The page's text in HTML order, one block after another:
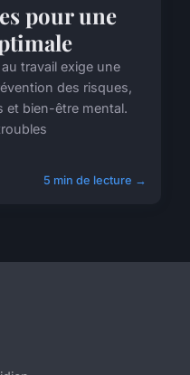
pour une
travail exige une
des risques,
et bien-être mental.
5 min de lecture →